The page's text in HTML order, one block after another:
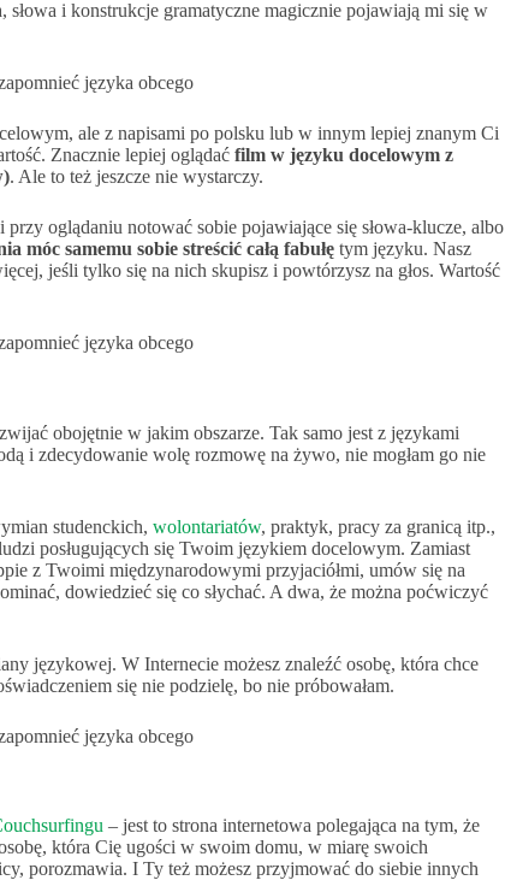
i konstrukcje gramatyczne magicznie pojawiają mi się w
ale z napisami po polsku lub w innym lepiej znanym Ci
Znacznie lepiej oglądać film w języku docelowym z
. Ale to też jeszcze nie wystarczy.
oglądaniu notować sobie pojawiające się słowa-klucze, albo
móc samemu sobie streścić całą fabułę tym języku. Nasz
jeśli tylko się na nich skupisz i powtórzysz na głos. Wartość
obojętnie w jakim obszarze. Tak samo jest z językami
i zdecydowanie wolę rozmowę na żywo, nie mogłam go nie
studenckich, wolontariatów, praktyk, pracy za granicą itp.,
posługujących się Twoim językiem docelowym. Zamiast
z Twoimi międzynarodowymi przyjaciółmi, umów się na
dowiedzieć się co słychać. A dwa, że można poćwiczyć
językowej. W Internecie możesz znaleźć osobę, która chce
się nie podzielę, bo nie próbowałam.
– jest to strona internetowa polegająca na tym, że
która Cię ugości w swoim domu, w miarę swoich
porozmawia. I Ty też możesz przyjmować do siebie innych